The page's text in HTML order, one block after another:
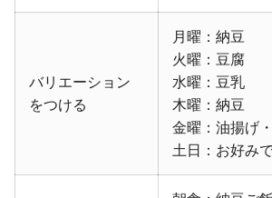
バリエーション
をつける
月曜：納豆
火曜：豆腐
水曜：豆乳
木曜：納豆
金曜：油揚げ
土日：お好み